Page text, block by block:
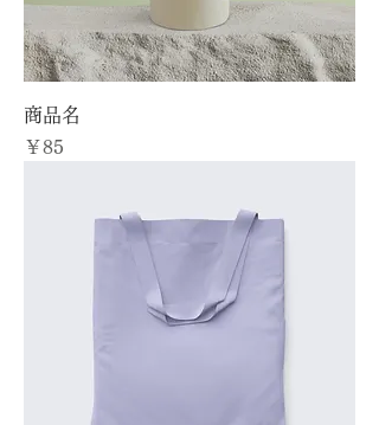
商品名
価格
￥85